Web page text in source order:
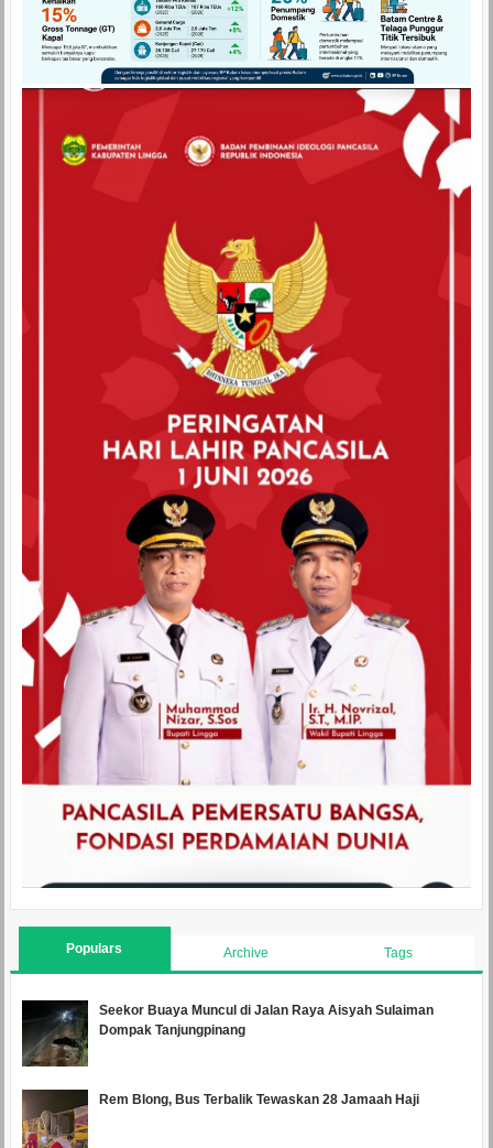
Populars Archive Tags
Seekor Buaya Muncul di Jalan Raya Aisyah Sulaiman
Dompak Tanjungpinang
Rem Blong, Bus Terbalik Tewaskan 28 Jamaah Haji